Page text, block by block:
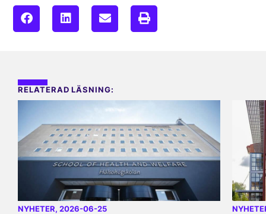
RELATERAD LÄSNING:
NYHETER, 2026-06-25